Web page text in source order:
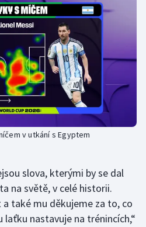
v utkání s Egyptem
slova, kterými by se dal
na světě, v celé historii.
také mu děkujeme za to, co
laťku nastavuje na trénincích,“